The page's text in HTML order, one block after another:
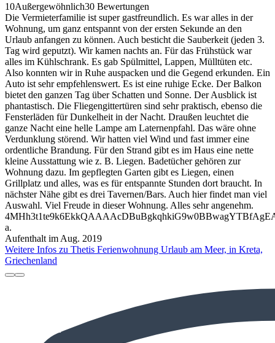
10Außergewöhnlich30 Bewertungen
Die Vermieterfamilie ist super gastfreundlich. Es war alles in der
Wohnung, um ganz entspannt von der ersten Sekunde an den
Urlaub anfangen zu können. Auch besticht die Sauberkeit (jeden 3.
Tag wird geputzt). Wir kamen nachts an. Für das Frühstück war
alles im Kühlschrank. Es gab Spülmittel, Lappen, Mülltüten etc.
Also konnten wir in Ruhe auspacken und die Gegend erkunden. Ein
Auto ist sehr empfehlenswert. Es ist eine ruhige Ecke. Der Balkon
bietet den ganzen Tag über Schatten und Sonne. Der Ausblick ist
phantastisch. Die Fliegengittertüren sind sehr praktisch, ebenso die
Fensterläden für Dunkelheit in der Nacht. Draußen leuchtet die
ganze Nacht eine helle Lampe am Laternenpfahl. Das wäre ohne
Verdunklung störend. Wir hatten viel Wind und fast immer eine
ordentliche Brandung. Für den Strand gibt es im Haus eine nette
kleine Ausstattung wie z. B. Liegen. Badetücher gehören zur
Wohnung dazu. Im gepflegten Garten gibt es Liegen, einen
Grillplatz und alles, was es für entspannte Stunden dort braucht. In
nächster Nähe gibt es drei Tavernen/Bars. Auch hier findet man viel
Auswahl. Viel Freude in dieser Wohnung. Alles sehr angenehm.
a.
Aufenthalt im Aug. 2019
Weitere Infos zu Thetis Ferienwohnung Urlaub am Meer, in Kreta,
Griechenland